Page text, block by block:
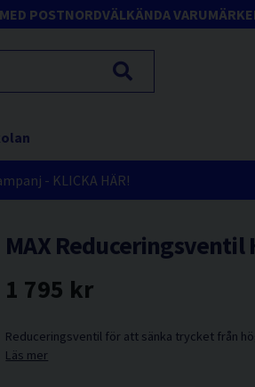
POSTNORDVÄLKÄNDA
- KLICKA HÄR!
MAX
1 795 kr
Reduceringsventil för att sänka trycket från
Läs mer